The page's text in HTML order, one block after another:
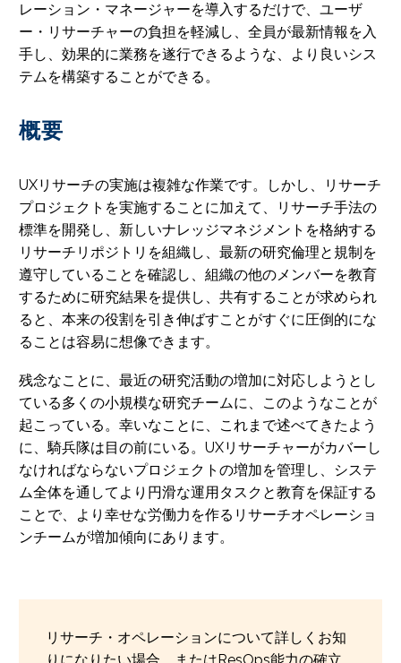
レーション・マネージャーを導入するだけで、ユーザ
ー・リサーチャーの負担を軽減し、全員が最新情報を入
手し、効果的に業務を遂行できるような、より良いシス
テムを構築することができる。
概要
UXリサーチの実施は複雑な作業です。しかし、リサーチ
プロジェクトを実施することに加えて、リサーチ手法の
標準を開発し、新しいナレッジマネジメントを格納する
リサーチリポジトリを組織し、最新の研究倫理と規制を
遵守していることを確認し、組織の他のメンバーを教育
するために研究結果を提供し、共有することが求められ
ると、本来の役割を引き伸ばすことがすぐに圧倒的にな
ることは容易に想像できます。
残念なことに、最近の研究活動の増加に対応しようとし
ている多くの小規模な研究チームに、このようなことが
起こっている。幸いなことに、これまで述べてきたよう
に、騎兵隊は目の前にいる。UXリサーチャーがカバーし
なければならないプロジェクトの増加を管理し、システ
ム全体を通してより円滑な運用タスクと教育を保証する
ことで、より幸せな労働力を作るリサーチオペレーショ
ンチームが増加傾向にあります。
リサーチ・オペレーションについて詳しくお知